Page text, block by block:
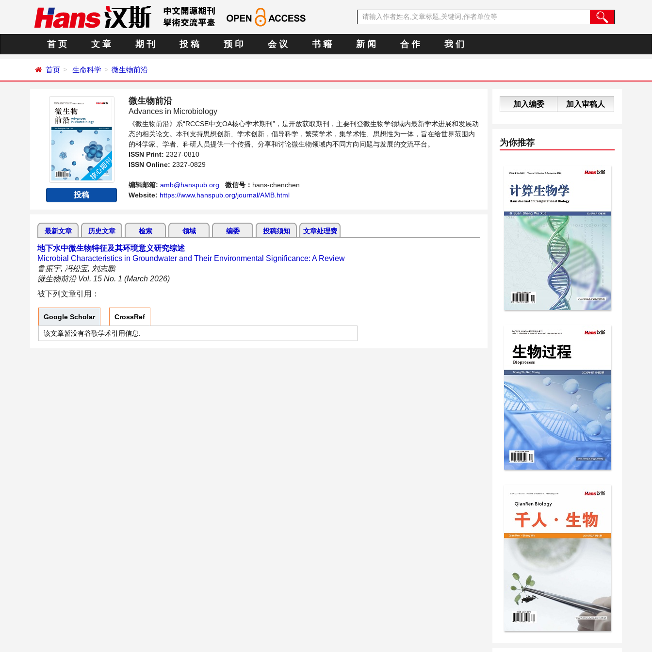
首 页 文 章 期 刊 投 稿 预 印 会 议 书 籍 新 闻 合 作 我 们
首页 生命科学 微生物前沿
投稿
微生物前沿
Advances in Microbiology
《微生物前沿》系“RCCSE中文OA核心学术期刊”，是开放获取期刊，主要刊登微生物学领域内最新学术进展和发展动
态的相关论文。本刊支持思想创新、学术创新，倡导科学，繁荣学术，集学术性、思想性为一体，旨在给世界范围内
的科学家、学者、科研人员提供一个传播、分享和讨论微生物领域内不同方向问题与发展的交流平台。
ISSN Print: 2327-0810
ISSN Online: 2327-0829
编辑邮箱: amb@hanspub.org 微信号： hans-chenchen
Website: https://www.hanspub.org/journal/AMB.html
最新文章 历史文章 检索 领域 编委 投稿须知 文章处理费
地下水中微生物特征及其环境意义研究综述
Microbial Characteristics in Groundwater and Their Environmental Significance: A Review
鲁振宇, 冯松宝, 刘志鹏
微生物前沿 Vol. 15 No. 1 (March 2026)
被下列文章引用：
Google Scholar CrossRef
该文章暂没有谷歌学术引用信息.
加入编委 加入审稿人
为你推荐